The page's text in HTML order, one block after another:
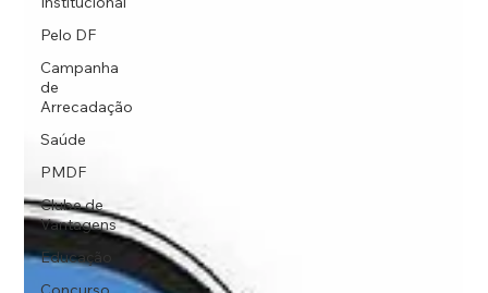
Pelo DF
Campanha
de
Arrecadação
Saúde
PMDF
Clube de
Vantagens
Educação